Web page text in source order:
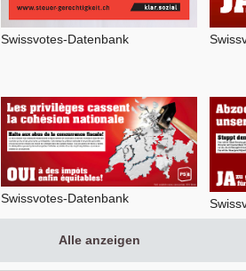
Swissvotes-Datenbank
Swissvotes-Datenbank
Alle anzeigen